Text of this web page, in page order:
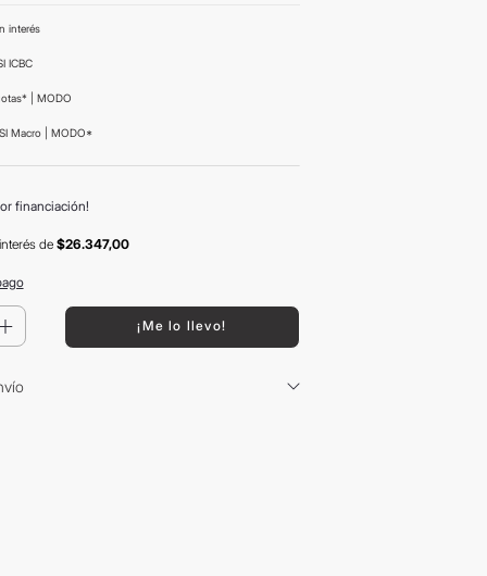
interés
ICBC
| MODO
Macro | MODO*
financiación!
de $26.347,00
¡Me lo llevo!